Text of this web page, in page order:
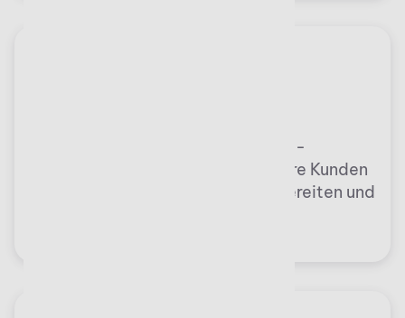
Durch das konfigurierbare GDPdU-
Export-/Import-Modul können Ihre Kunden
Betriebsprüfungen effizient vorbereiten und